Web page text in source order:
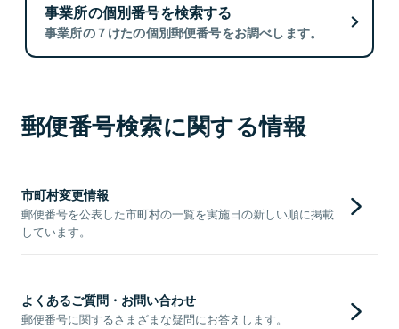
事業所の個別番号を検索する
事業所の７けたの個別郵便番号をお調べします。
郵便番号検索に関する情報
市町村変更情報
郵便番号を公表した市町村の一覧を実施日の新しい順に掲載
しています。
よくあるご質問・お問い合わせ
郵便番号に関するさまざまな疑問にお答えします。